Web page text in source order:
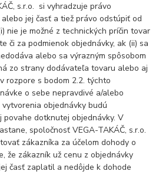
s.r.o. si vyhradzuje právo
jej časť a tiež právo odstúpiť od
nie je možné z technických príčin tovar
či za podmienok objednávky, ak (ii) sa
alebo sa výrazným spôsobom
zo strany dodávateľa tovaru alebo aj
rozpore s bodom 2.2. týchto
o sebe nepravdivé a/alebo
objednávky budú
dotknutej objednávky. V
spoločnosť VEGA-TAKÁČ, s.r.o.
zákazníka za účelom dohody o
že zákazník už cenu z objednávky
časť zaplatil a nedôjde k dohode